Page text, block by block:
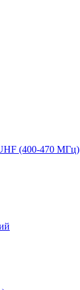
(400-470 МГц)